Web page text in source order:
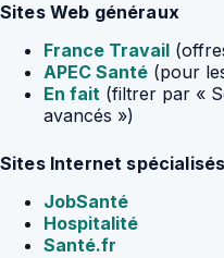
Sites Web généraux
France Travail
APEC Santé (pour
En fait (filtrer par «
avancés »)
Sites Internet
JobSanté
Hospitalité
Santé.fr